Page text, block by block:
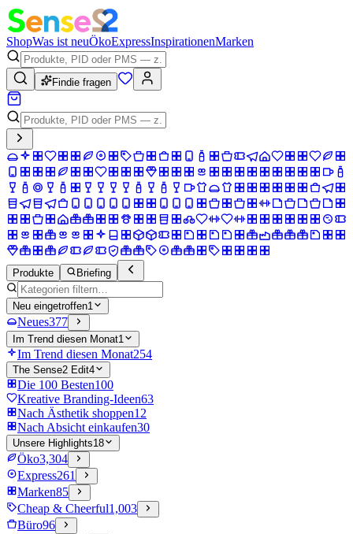
ShopWas ist neuÖkoExpressInspirationenMarken
Findie fragen
Produkte Briefing
Neu eingetroffen1
Neues377
Im Trend diesen Monat1
Im Trend diesen Monat254
The Sense2 Edit4
Die 100 Besten100
Kreative Branding-Ideen63
Nach Ästhetik shoppen12
Nach Absicht einkaufen30
Unsere Highlights18
Öko3,304
Express261
Marken85
Cheap & Cheerful1,003
Büro96